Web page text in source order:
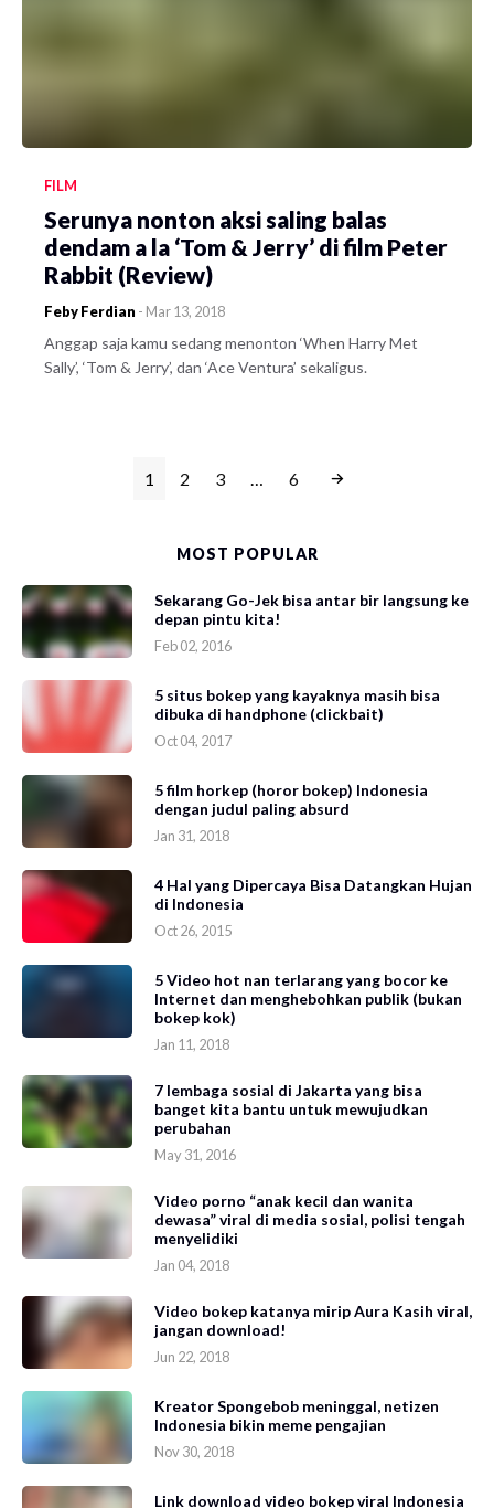
FILM
Serunya nonton aksi saling balas
dendam a la ‘Tom & Jerry’ di film Peter
Rabbit (Review)
Feby Ferdian - Mar 13, 2018
Anggap saja kamu sedang menonton ‘When Harry Met
Sally’, ‘Tom & Jerry’, dan ‘Ace Ventura’ sekaligus.
1 2 3 … 6
MOST POPULAR
Sekarang Go-Jek bisa antar bir langsung ke
depan pintu kita!
Feb 02, 2016
5 situs bokep yang kayaknya masih bisa
dibuka di handphone (clickbait)
Oct 04, 2017
5 film horkep (horor bokep) Indonesia
dengan judul paling absurd
Jan 31, 2018
4 Hal yang Dipercaya Bisa Datangkan Hujan
di Indonesia
Oct 26, 2015
5 Video hot nan terlarang yang bocor ke
Internet dan menghebohkan publik (bukan
bokep kok)
Jan 11, 2018
7 lembaga sosial di Jakarta yang bisa
banget kita bantu untuk mewujudkan
perubahan
May 31, 2016
Video porno “anak kecil dan wanita
dewasa” viral di media sosial, polisi tengah
menyelidiki
Jan 04, 2018
Video bokep katanya mirip Aura Kasih viral,
jangan download!
Jun 22, 2018
Kreator Spongebob meninggal, netizen
Indonesia bikin meme pengajian
Nov 30, 2018
Link download video bokep viral Indonesia